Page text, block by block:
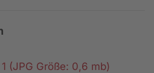
(JPG Größe: 0,6 mb)